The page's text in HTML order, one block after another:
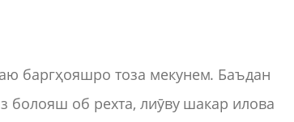
баргҳояшро тоза мекунем. Баъдан
болояш об рехта, лиӯву шакар илова